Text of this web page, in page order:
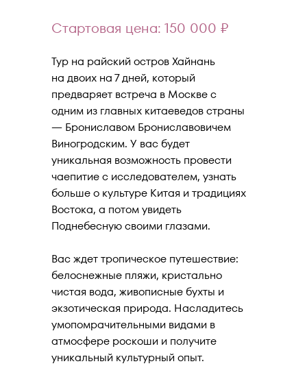
Стартовая цена: 150 000 ₽
Тур на райский остров Хайнань
на двоих на 7 дней, который
предваряет встреча в Москве с
одним из главных китаеведов страны
— Брониславом Брониславовичем
Виногродским. У вас будет
уникальная возможность провести
чаепитие с исследователем, узнать
больше о культуре Китая и традициях
Востока, а потом увидеть
Поднебесную своими глазами.
Вас ждет тропическое путешествие:
белоснежные пляжи, кристально
чистая вода, живописные бухты и
экзотическая природа. Насладитесь
умопомрачительными видами в
атмосфере роскоши и получите
уникальный культурный опыт.